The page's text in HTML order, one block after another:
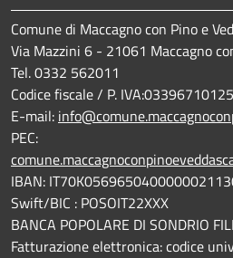
Comune di Maccagno con Pino e
Via Mazzini 6 - 21061 Maccagno
Tel. 0332 562011
Codice fiscale / P. IVA:03396710125
E-mail:
PEC:
IBAN:
Swift/BIC : POSOIT22XXX
BANCA POPOLARE DI SONDRIO
Fatturazione elettronica: codice